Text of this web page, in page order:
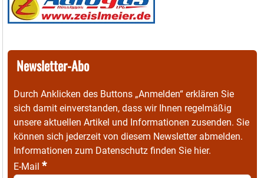
Newsletter-Abo
Durch Anklicken des Buttons „Anmelden“ erklären Sie
sich damit einverstanden, dass wir Ihnen regelmäßig
unsere aktuellen Artikel und Informationen zusenden. Sie
können sich jederzeit von diesem Newsletter abmelden.
Informationen zum Datenschutz finden Sie hier.
E-Mail *